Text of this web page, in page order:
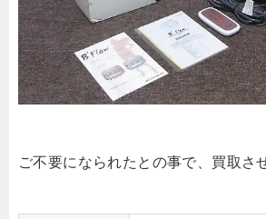
ご不要になられたとの事で、買取さ